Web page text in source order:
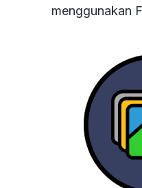
menggunakan